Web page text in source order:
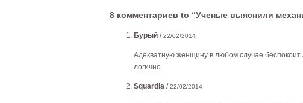
8 комментариев to “Ученые выяснили
Бурый /22/02/2014
Адекватную женщину в любом случае беспокоит
логично
Squardia /22/02/2014